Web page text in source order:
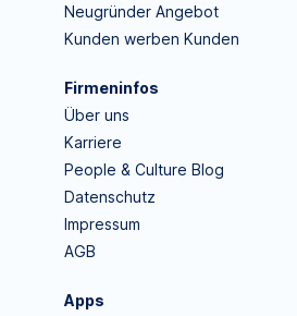
Neugründer Angebot
Kunden werben Kunden
Firmeninfos
Über uns
Karriere
People & Culture Blog
Datenschutz
Impressum
AGB
Apps